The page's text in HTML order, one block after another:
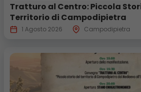
Tratturo al Centro: Piccola
Territorio di Campodipietra
1 Agosto 2026 Campodipietra